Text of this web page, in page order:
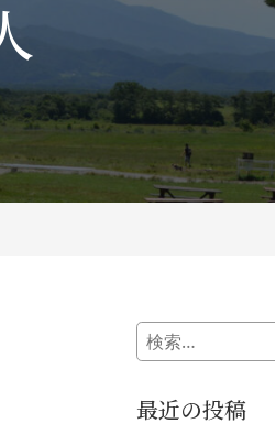
検
索:
最近の投稿